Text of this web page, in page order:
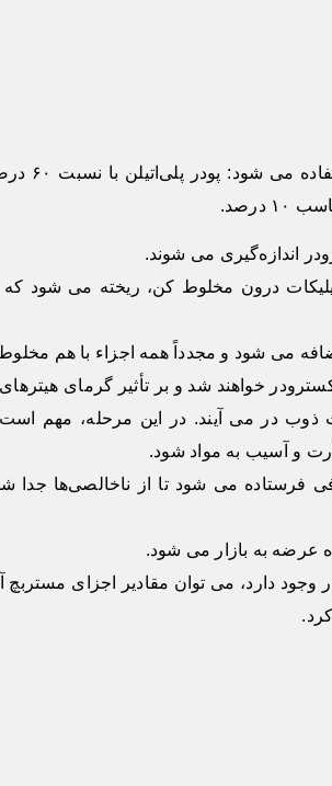
برای تهیه
اندازه‌گیری می شوند.
درون مخلوط کن، ریخته می شود
می شود و مجدداً همه اجزاء با هم
خواهند شد و بر تأثیر گرمای
ذوب در می آیند. در این مرحله، مهم
و آسیب به مواد شود.
فرستاده می شود تا از ناخالصی‌ها
عرضه به بازار می شود.
وجود دارد، می توان مقادیر اجزای مستربچ